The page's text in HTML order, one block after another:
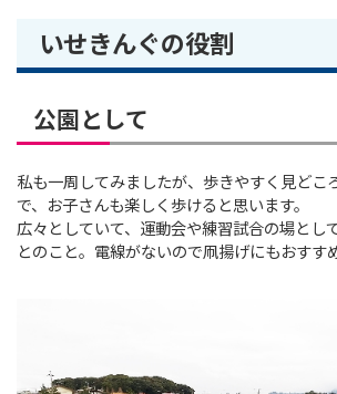
いせきんぐの役割
公園として
私も一周してみましたが、歩きやすく見どこ
で、お子さんも楽しく歩けると思います。
広々としていて、運動会や練習試合の場とし
とのこと。電線がないので凧揚げにもおすす